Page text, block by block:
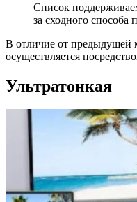
Список
за сходного способа
В отличие от предыдущей
осуществляется
Ультратонкая